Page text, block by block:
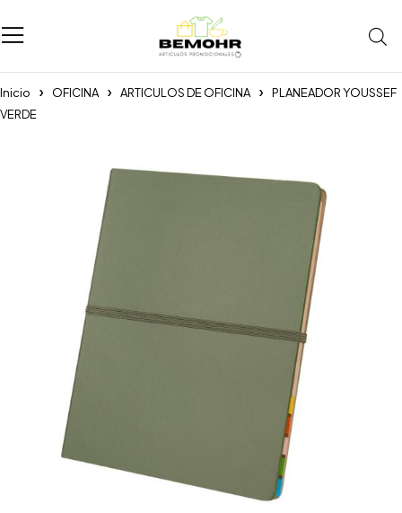
Inicio OFICINA ARTICULOS DE OFICINA
PLANEADOR YOUSSEF
VERDE